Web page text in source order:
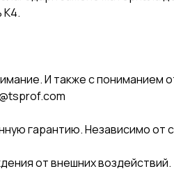
К4.
И также с пониманием
гарантию. Независимо от
от внешних воздействий.